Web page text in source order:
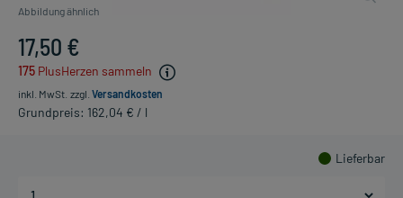
Abbildung ähnlich
17,50 €
175 PlusHerzen sammeln
inkl. MwSt. zzgl. Versandkosten
Grundpreis: 162,04 € / l
Lieferbar